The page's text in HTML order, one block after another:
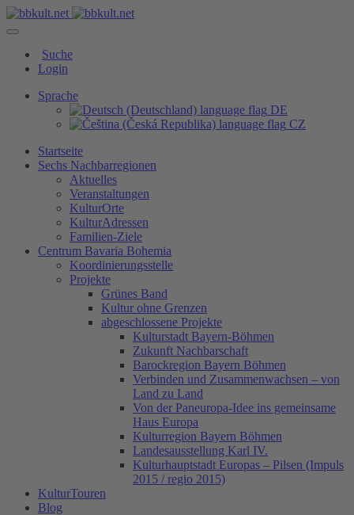
Suche
Login
Sprache
DE
CZ
Startseite
Sechs Nachbarregionen
Aktuelles
Veranstaltungen
KulturOrte
KulturAdressen
Familien-Ziele
Centrum Bavaria Bohemia
Koordinierungsstelle
Projekte
Grünes Band
Kultur ohne Grenzen
abgeschlossene Projekte
Kulturstadt Bayern-Böhmen
Zukunft Nachbarschaft
Barockregion Bayern Böhmen
Verbinden und Zusammenwachsen – von
Land zu Land
Von der Paneuropa-Idee ins gemeinsame
Haus Europa
Kulturregion Bayern Böhmen
Landesausstellung Karl IV.
Kulturhauptstadt Europas – Pilsen (Impuls
2015 / regio 2015)
KulturTouren
Blog